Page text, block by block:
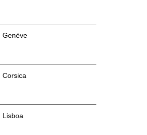
Genève
Corsica
Lisboa